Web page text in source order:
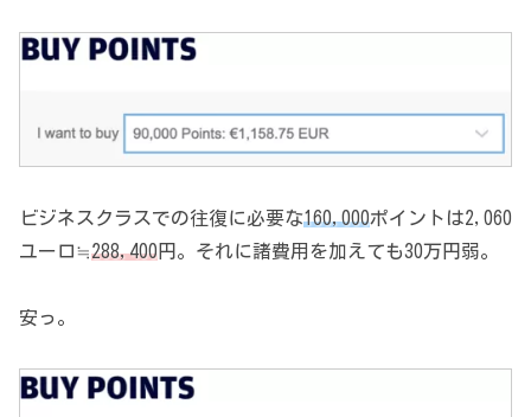
ビジネスクラスでの往復に必要な160,000ポイントは2,060
ユーロ≒288,400円。それに諸費用を加えても30万円弱。
安っ。